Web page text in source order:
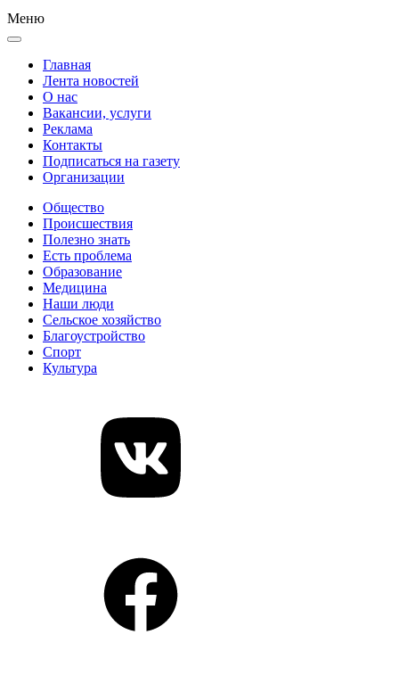
Меню
Главная
Лента новостей
О нас
Вакансии, услуги
Реклама
Контакты
Подписаться на газету
Организации
Общество
Происшествия
Полезно знать
Есть проблема
Образование
Медицина
Наши люди
Сельское хозяйство
Благоустройство
Спорт
Культура